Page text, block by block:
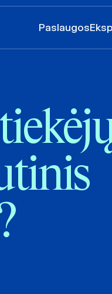
Paslaugos